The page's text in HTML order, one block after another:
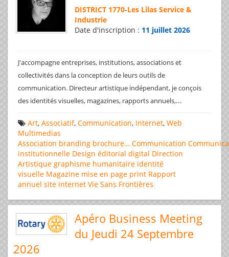
DISTRICT 1770-Les Lilas Service &
Industrie
Date d'inscription : 11 juillet 2026
J'accompagne entreprises, institutions, associations et
collectivités dans la conception de leurs outils de
communication. Directeur artistique indépendant, je conçois
des identités visuelles, magazines, rapports annuels,...
Art, Associatif, Communication, Internet, Web
Multimedias
Association branding brochure… Communication
institutionnelle Design éditorial digital Direction
Artistique graphisme humanitaire identité
visuelle Magazine mise en page print Rapport
annuel site internet Vie Sans Frontières
Apéro Business Meeting
du Jeudi 24 Septembre
2026